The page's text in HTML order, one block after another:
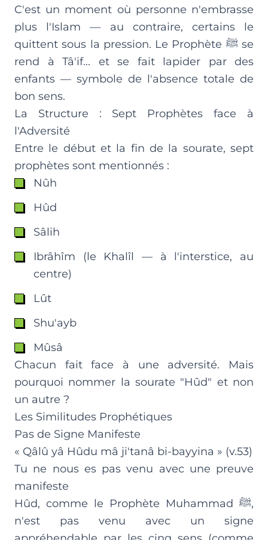
C'est un moment où personne n'embrasse
plus l'Islam — au contraire, certains le
quittent sous la pression. Le Prophète ﷺ se
rend à Tâ'if... et se fait lapider par des
enfants — symbole de l'absence totale de
bon sens.
La Structure : Sept Prophètes face à
l'Adversité
Entre le début et la fin de la sourate, sept
prophètes sont mentionnés :
Nûh
Hûd
Sâlih
Ibrâhîm (le Khalîl — à l'interstice, au
centre)
Lût
Shu'ayb
Mûsâ
Chacun fait face à une adversité. Mais
pourquoi nommer la sourate "Hûd" et non
un autre ?
Les Similitudes Prophétiques
Pas de Signe Manifeste
« Qâlû yâ Hûdu mâ ji'tanâ bi-bayyina » (v.53)
Tu ne nous es pas venu avec une preuve
manifeste
Hûd, comme le Prophète Muhammad ﷺ,
n'est pas venu avec un signe